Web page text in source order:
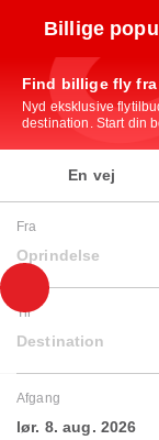
Billige
Find billige fly fra
Nyd eksklusive
destination. Start din
En vej
Fra
Oprindelse
Til
Destination
Afgang
lør. 8. aug. 2026